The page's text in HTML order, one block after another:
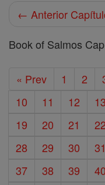
← Anterior
Book of Salmos
« Prev 1 2
10
11 12 13
19
20 21 22
28
29 30 31
37
38 39 40